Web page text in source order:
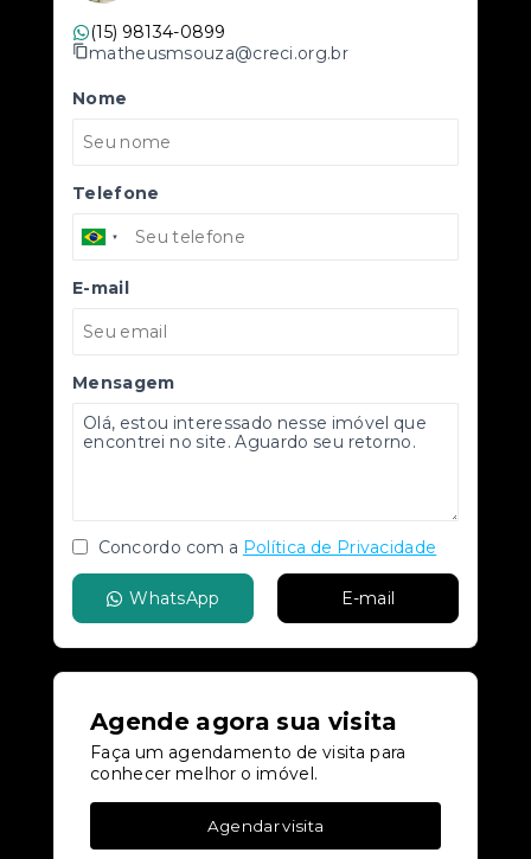
(15) 98134-0899
matheusmsouza@creci.org.br
Nome
Telefone
E-mail
Mensagem
Concordo com a Política de Privacidade
WhatsApp E-mail
Agende agora sua visita
Faça um agendamento de visita para
conhecer melhor o imóvel.
Agendar visita